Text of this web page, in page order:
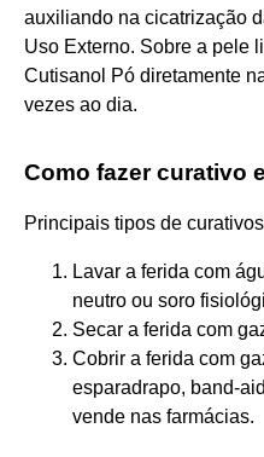
auxiliando na cicatrização
Uso Externo. Sobre a pele
Cutisanol Pó diretamente
vezes ao dia.
Como fazer curativo
Principais tipos de curativos
Lavar a ferida com
neutro ou soro
Secar a ferida com
Cobrir a ferida com
esparadrapo, band-
vende nas farmácias.